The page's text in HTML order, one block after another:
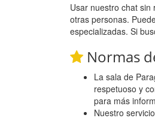
Usar nuestro chat
otras personas.
especializadas. Si
Normas
La sala de
respetuoso y
para más
Nuestro